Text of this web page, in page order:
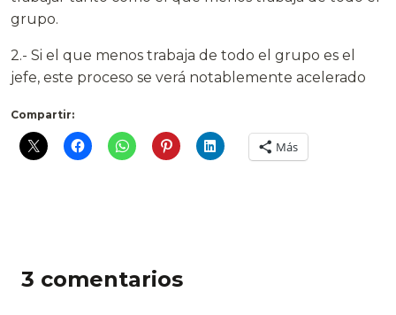
grupo.
2.- Si el que menos trabaja de todo el grupo es el
jefe, este proceso se verá notablemente acelerado
Compartir:
Más
3 comentarios